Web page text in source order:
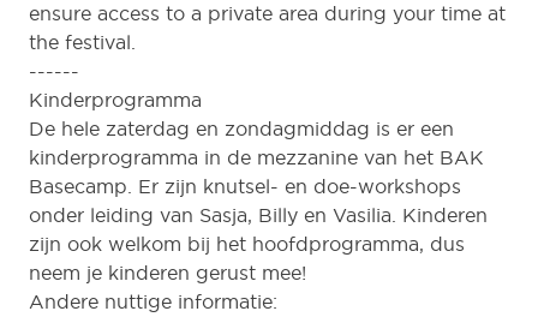
ensure access to a private area during your time at
the festival.
------
Kinderprogramma
De hele zaterdag en zondagmiddag is er een
kinderprogramma in de mezzanine van het BAK
Basecamp. Er zijn knutsel- en doe-workshops
onder leiding van Sasja, Billy en Vasilia. Kinderen
zijn ook welkom bij het hoofdprogramma, dus
neem je kinderen gerust mee!
Andere nuttige informatie: